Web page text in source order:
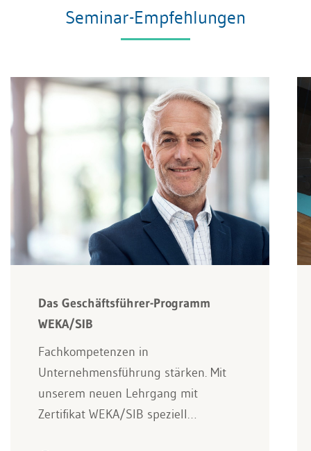
Seminar-Empfehlungen
Das Geschäftsführer-Programm
WEKA/SIB
Fachkompetenzen in
Unternehmensführung stärken. Mit
unserem neuen Lehrgang mit
Zertifikat WEKA/SIB speziell…